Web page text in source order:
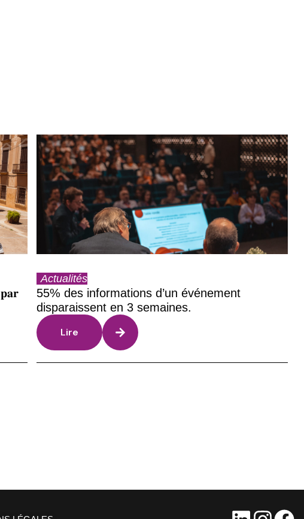
Actualités
55% des informations d’un événement
disparaissent en 3 semaines.
Lire